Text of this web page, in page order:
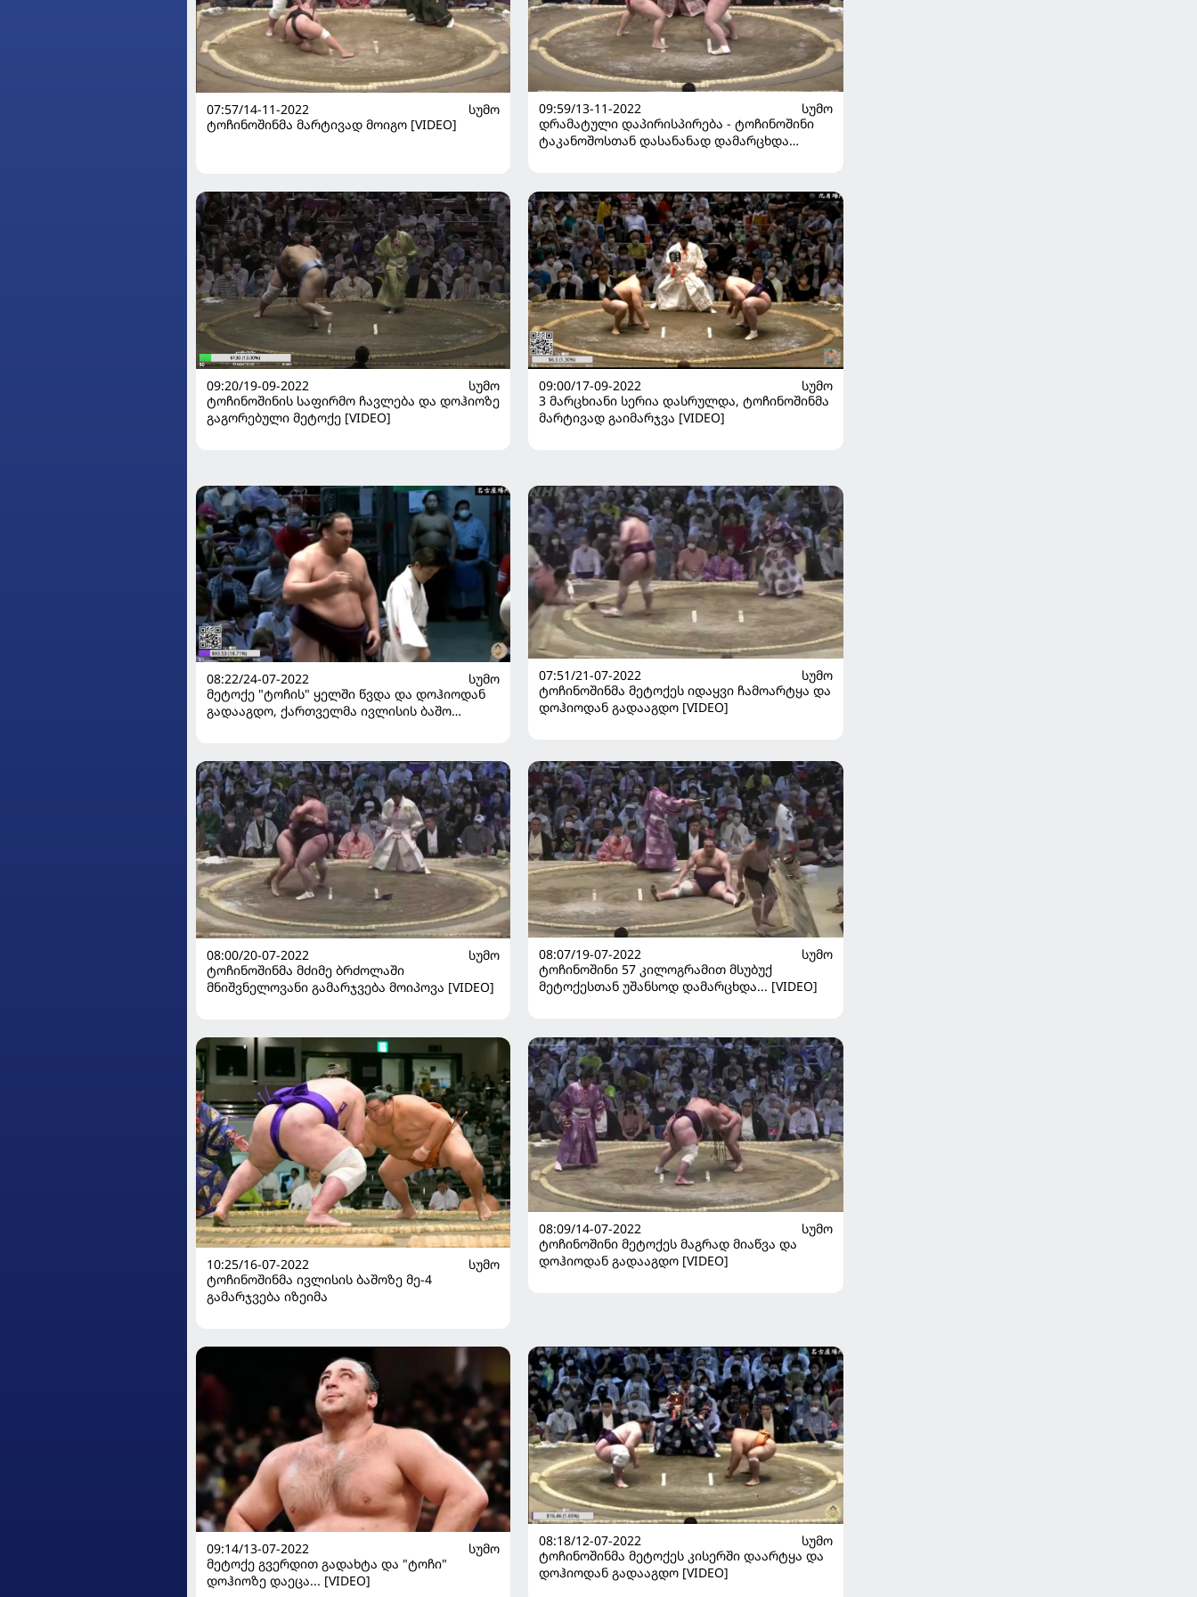
07:57/14-11-2022
ᲡᲣᲛᲝ
ტოჩინოშინმა მარტივად მოიგო [VIDEO]
09:59/13-11-2022
ᲡᲣᲛᲝ
დრამატული დაპირისპირება - ტოჩინოშინი
ტაკანოშოსთან დასანანად დამარცხდა
09:20/19-09-2022
ᲡᲣᲛᲝ
ტოჩინოშინის საფირმო ჩავლება და დოჰიოზე
გაგორებული მეტოქე [VIDEO]
09:00/17-09-2022
ᲡᲣᲛᲝ
3 მარცხიანი სერია დასრულდა, ტოჩინოშინმა
მარტივად გაიმარჯვა [VIDEO]
08:22/24-07-2022
ᲡᲣᲛᲝ
მეტოქე "ტოჩის" ყელში წვდა და დოჰიოდან
გადააგდო, ქართველმა ივლისის ბაშო
07:51/21-07-2022
ᲡᲣᲛᲝ
ტოჩინოშინმა მეტოქეს იდაყვი ჩამოარტყა და
დოჰიოდან გადააგდო [VIDEO]
08:00/20-07-2022
ᲡᲣᲛᲝ
ტოჩინოშინმა მძიმე ბრძოლაში
მნიშვნელოვანი გამარჯვება მოიპოვა [VIDEO]
08:07/19-07-2022
ᲡᲣᲛᲝ
ტოჩინოშინი 57 კილოგრამით მსუბუქ
მეტოქესთან უშანსოდ დამარცხდა... [VIDEO]
10:25/16-07-2022
ᲡᲣᲛᲝ
ტოჩინოშინმა ივლისის ბაშოზე მე-4
გამარჯვება იზეიმა
08:09/14-07-2022
ᲡᲣᲛᲝ
ტოჩინოშინი მეტოქეს მაგრად მიაწვა და
დოჰიოდან გადააგდო [VIDEO]
09:14/13-07-2022
ᲡᲣᲛᲝ
მეტოქე გვერდით გადახტა და "ტოჩი"
დოჰიოზე დაეცა... [VIDEO]
08:18/12-07-2022
ᲡᲣᲛᲝ
ტოჩინოშინმა მეტოქეს კისერში დაარტყა და
დოჰიოდან გადააგდო [VIDEO]